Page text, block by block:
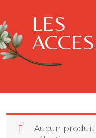
LES
Aucun